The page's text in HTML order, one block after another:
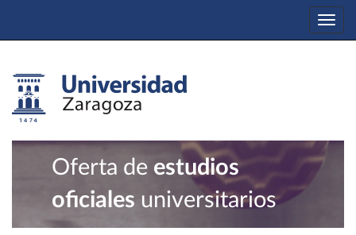
Oferta de estudios
oficiales universitarios